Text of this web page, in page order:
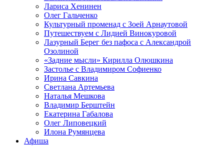
Лариса Хенинен
Олег Гальченко
Культурный променад с Зоей Арнаутовой
Путешествуем с Лидией Винокуровой
Лазурный Берег без пафоса с Александрой
Озолиной
«Задние мысли» Кирилла Олюшкина
Застолье с Владимиром Софиенко
Ирина Савкина
Светлана Артемьева
Наталья Мешкова
Владимир Берштейн
Екатерина Габалова
Олег Липовецкий
Илона Румянцева
Афиша